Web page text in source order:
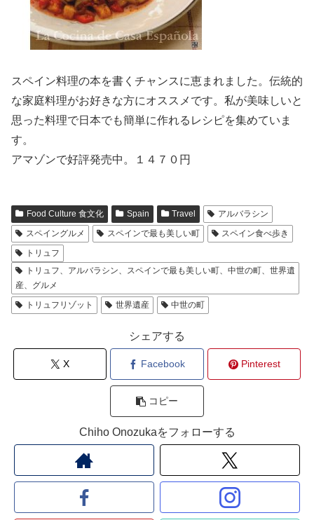
スペイン料理の本を書くチャンスに恵まれました。伝統的
な家庭料理がお好きな方にオススメです。私が美味しいと
思った料理で日本でも簡単に作れるレシピを集めていま
す。
アマゾンで好評発売中。１４７０円
Food Culture 食文化 Spain Travel
アルバラシン
スペイングルメ
スペインで最も美しい町
スペイン食べ歩き
トリュフ
トリュフ、アルバラシン、スペインで最も美しい町、中世の町、世界遺
産、グルメ
トリュフリゾット
世界遺産 中世の町
シェアする
X Facebook Pinterest
コピー
Chiho Onozukaをフォローする